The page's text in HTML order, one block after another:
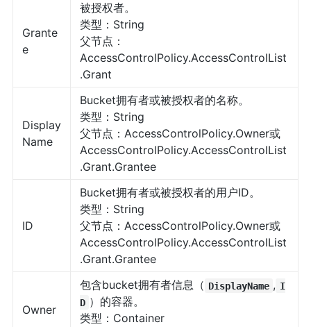
Grante
e
被授权者。
类型：String
父节点：
AccessControlPolicy.AccessControlList
.Grant
Display
Name
Bucket拥有者或被授权者的名称。
类型：String
父节点：AccessControlPolicy.Owner或
AccessControlPolicy.AccessControlList
.Grant.Grantee
ID
Bucket拥有者或被授权者的用户ID。
类型：String
父节点：AccessControlPolicy.Owner或
AccessControlPolicy.AccessControlList
.Grant.Grantee
Owner
包含bucket拥有者信息（ DisplayName , I
D ）的容器。
类型：Container